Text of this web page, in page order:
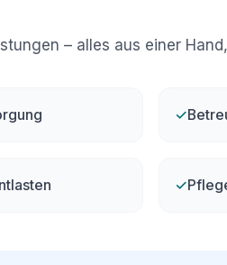
– alles aus einer
✓
✓